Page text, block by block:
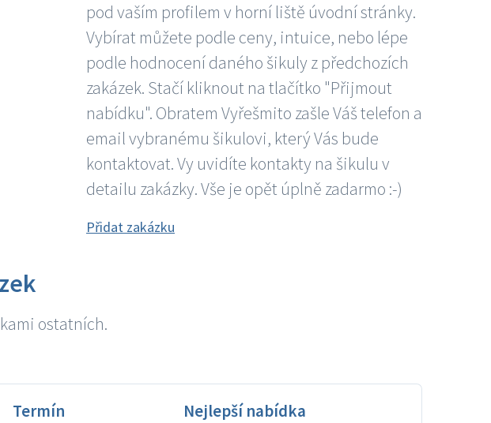
pod vaším profilem v horní liště úvodní stránky.
Vybírat můžete podle ceny, intuice, nebo lépe
podle hodnocení daného šikuly z předchozích
zakázek. Stačí kliknout na tlačítko "Přijmout
nabídku". Obratem Vyřešmito zašle Váš telefon a
email vybranému šikulovi, který Vás bude
kontaktovat. Vy uvidíte kontakty na šikulu v
detailu zakázky. Vše je opět úplně zadarmo :-)
Přidat zakázku
ostatních.
Termín Nejlepší nabídka